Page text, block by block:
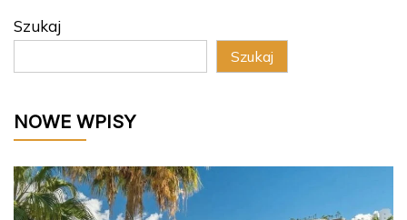
Szukaj
Szukaj
NOWE WPISY